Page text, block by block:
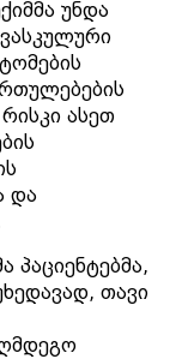
უნდა
ასეთ
და
პაციენტებმა,
თავი